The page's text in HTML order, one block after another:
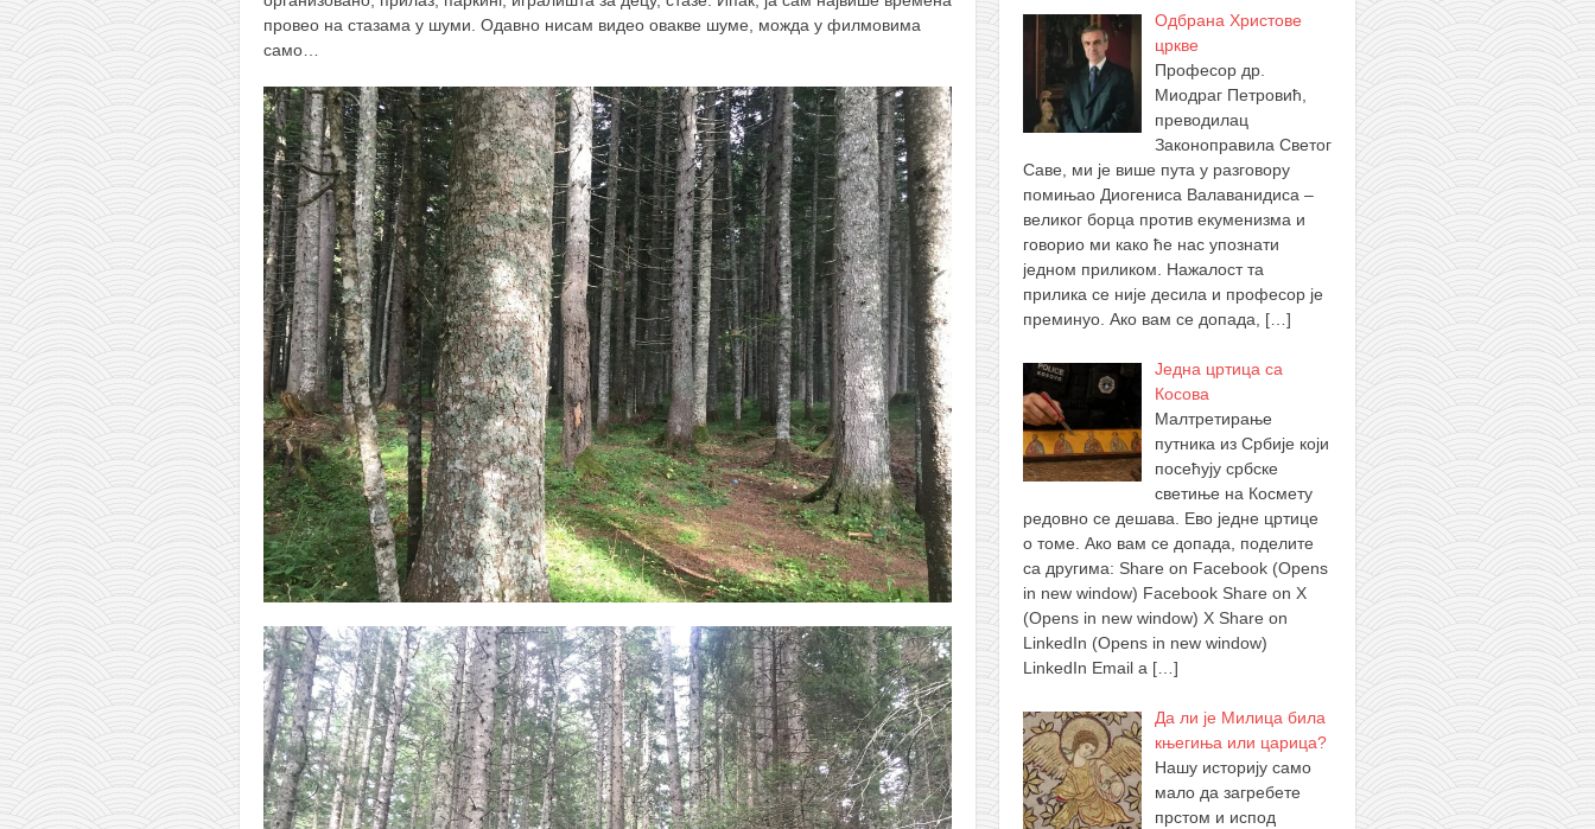
фотке
контакт
провео на стазама у шуми. Одавно нисам видео овакве шуме, можда у филмовима
само…
Одбрана Христове
цркве
Професор др.
Миодраг Петровић,
преводилац
Законоправила Светог
Саве, ми је више пута у разговору
помињао Диогениса Валаванидиса –
великог борца против екуменизма и
говорио ми како ће нас упознати
једном приликом. Нажалост та
прилика се није десила и професор је
преминуо. Ако вам се допада, […]
Једна цртица са
Косова
Малтретирање
путника из Србије који
посећују србске
светиње на Космету
редовно се дешава. Ево једне цртице
о томе. Ако вам се допада, поделите
са другима: Share on Facebook (Opens
in new window) Facebook Share on X
(Opens in new window) X Share on
LinkedIn (Opens in new window)
LinkedIn Email a […]
Да ли је Милица била
књегиња или царица?
Нашу историју само
мало да загребете
прстом и испод